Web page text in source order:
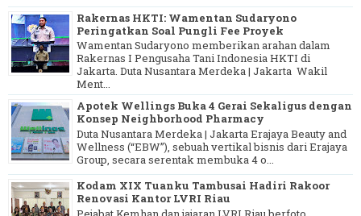
Rakernas HKTI: Wamentan Sudaryono
Peringatkan Soal Pungli Fee Proyek
Wamentan Sudaryono memberikan arahan dalam
Rakernas I Pengusaha Tani Indonesia HKTI di
Jakarta. Duta Nusantara Merdeka | Jakarta Wakil
Ment...
Apotek Wellings Buka 4 Gerai Sekaligus dengan
Konsep Neighborhood Pharmacy
Duta Nusantara Merdeka | Jakarta Erajaya Beauty and
Wellness (“EBW”), sebuah vertikal bisnis dari Erajaya
Group, secara serentak membuka 4 o...
Kodam XIX Tuanku Tambusai Hadiri Rakoor
Renovasi Kantor LVRI Riau